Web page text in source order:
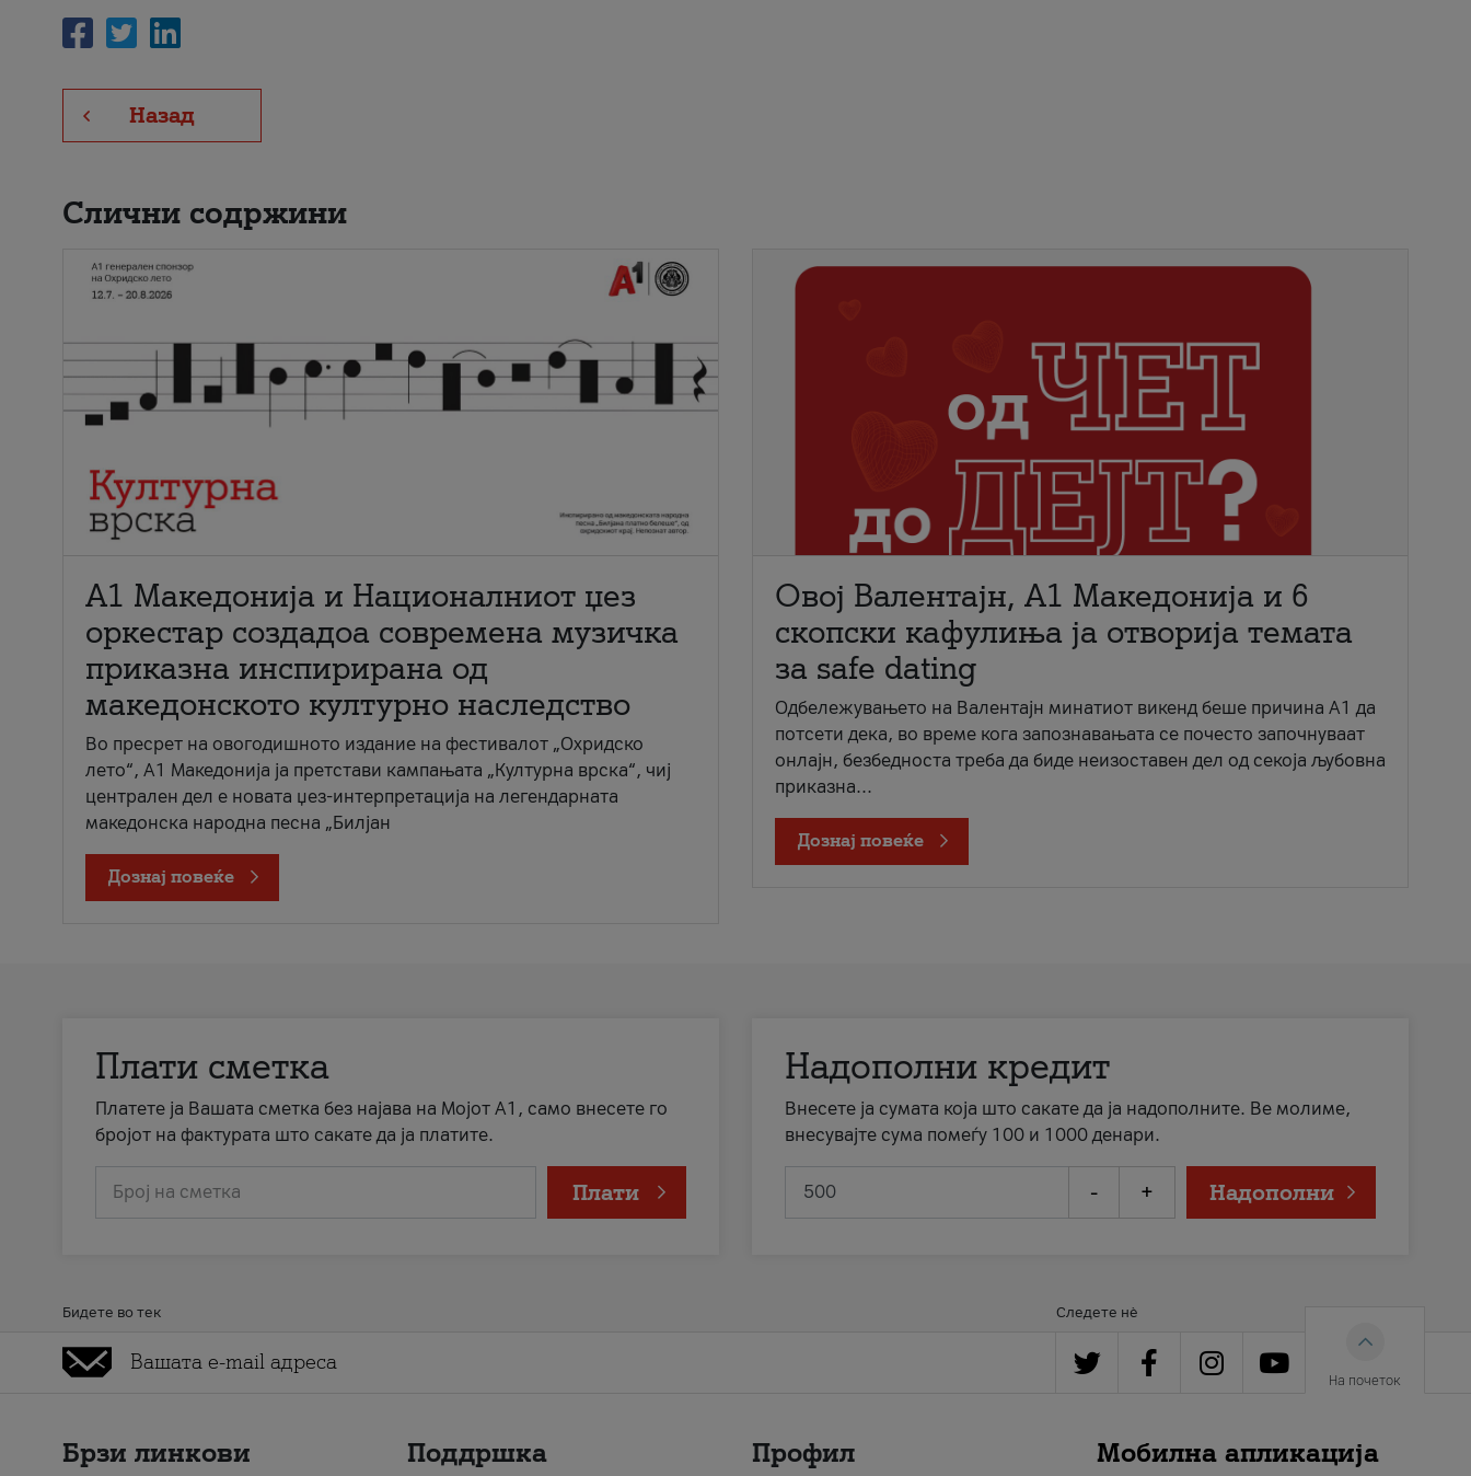
Назад
Слични содржини
А1 Македонија и Националниот џез
оркестар создадоа современа музичка
приказна инспирирана од
македонското културно наследство
Во пресрет на овогодишното издание на фестивалот „Охридско
лето“, А1 Македонија ја претстави кампањата „Културна врска“, чиј
централен дел е новата џез-интерпретација на легендарната
македонска народна песна „Билјан
Дознај повеќе
Овој Валентајн, A1 Македонија и 6
скопски кафулиња ја отворија темата
за safe dating
Одбележувањето на Валентајн минатиот викенд беше причина А1 да
потсети дека, во време кога запознавањата се почесто започнуваат
онлајн, безбедноста треба да биде неизоставен дел од секоја љубовна
приказна...
Дознај повеќе
Плати сметка
Платете ја Вашата сметка без најава на Мојот А1, само внесете го
бројот на фактурата што сакате да ја платите.
Број на сметка Плати
Надополни кредит
Внесете ја сумата која што сакате да ја надополните. Ве молиме,
внесувајте сума помеѓу 100 и 1000 денари.
- + Надополни
Бидете во тек Следете нè
На почеток
Брзи линкови Поддршка Профил Мобилна апликација